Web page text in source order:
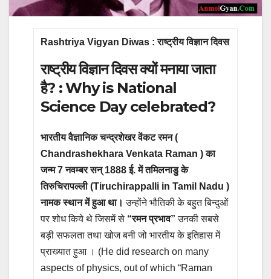
Rashtriya Vigyan Diwas : राष्ट्रीय विज्ञान दिवस
राष्ट्रीय विज्ञान दिवस क्यों मनाया जाता
है? : Why is National
Science Day celebrated?
भारतीय वैज्ञानिक चन्द्रशेखर वेंकट रमन (
Chandrashekhara Venkata Raman ) का
जन्म 7 नवम्बर सन् 1888 ई. में तमिलनाडु के
तिरुचिरापल्ली (Tiruchirappalli in Tamil Nadu )
नामक स्थान में हुआ था।उन्होंने भौतिकी के बहुत बिन्दुओं
पर शोध किये थे जिसमें से “रमन प्रभाव”उनकी सबसे
बड़ी सफलता तथा खोज बनी जो भारतीय के इतिहास में
प्राख्यात हुआ । (He did research on many
aspects of physics, out of which “Raman